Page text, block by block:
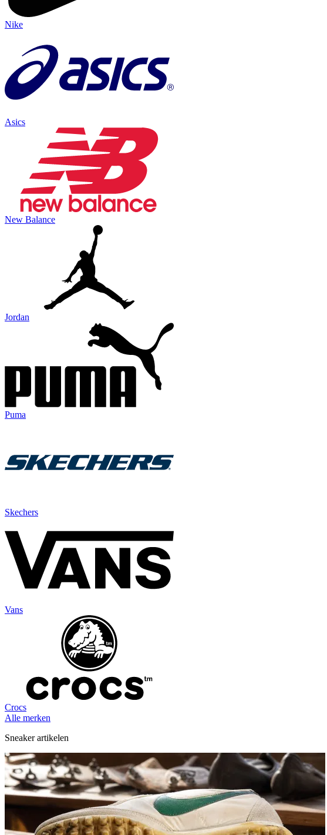
Nike
Asics
New Balance
Jordan
Puma
Skechers
Vans
Crocs
Alle merken
Sneaker artikelen